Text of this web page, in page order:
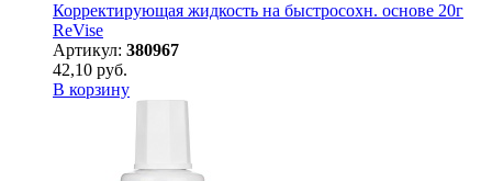
Корректирующая жидкость на быстросохн. основе 20г
ReVise
Артикул: 380967
42,10 руб.
В корзину